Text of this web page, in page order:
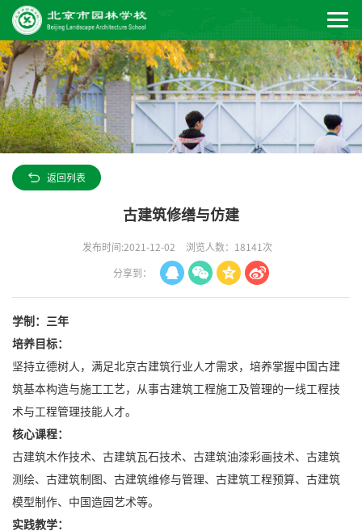
返回列表
古建筑修缮与仿建
发布时间:2021-12-02 浏览人数：18141次
分享到：
学制：三年
培养目标：
坚持立德树人，满足北京古建筑行业人才需求，培养掌握中国古建
筑基本构造与施工工艺，从事古建筑工程施工及管理的一线工程技
术与工程管理技能人才。
核心课程：
古建筑木作技术、古建筑瓦石技术、古建筑油漆彩画技术、古建筑
测绘、古建筑制图、古建筑维修与管理、古建筑工程预算、古建筑
模型制作、中国造园艺术等。
实践教学：